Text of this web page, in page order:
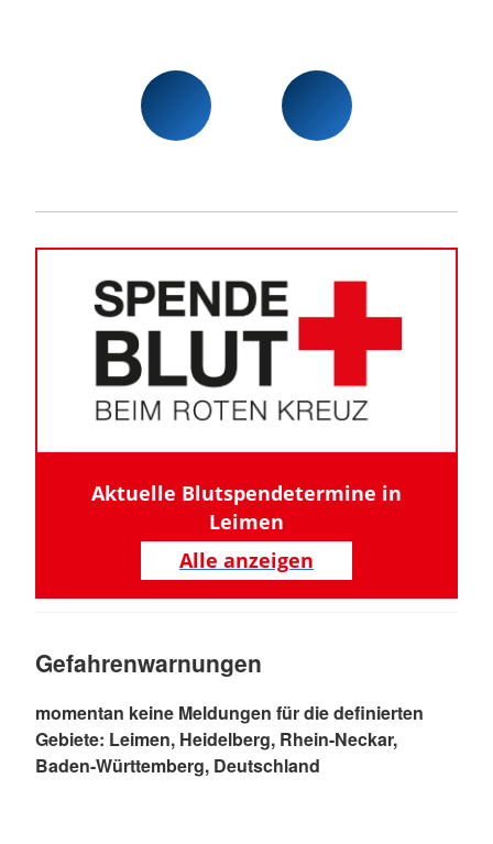
Aktuelle Blutspendetermine in
Leimen
Alle anzeigen
Gefahrenwarnungen
momentan keine Meldungen für die definierten
Gebiete: Leimen, Heidelberg, Rhein-Neckar,
Baden-Württemberg, Deutschland